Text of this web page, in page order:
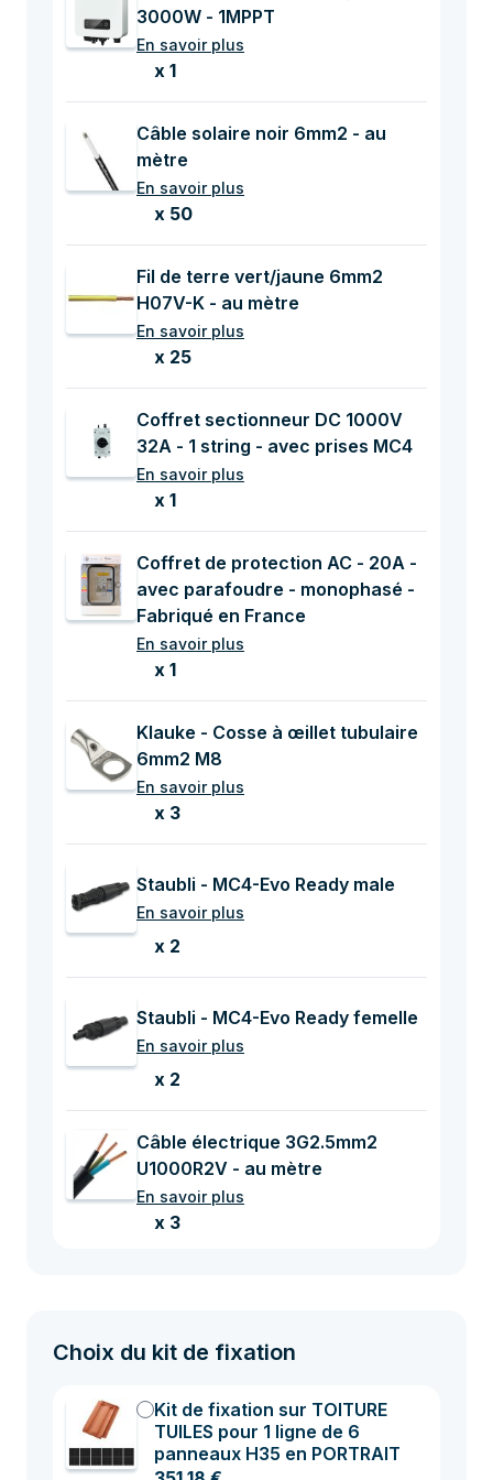
3000W - 1MPPT
En savoir plus
x 1
Câble solaire noir 6mm2 - au
mètre
En savoir plus
x 50
Fil de terre vert/jaune 6mm2
H07V-K - au mètre
En savoir plus
x 25
Coffret sectionneur DC 1000V
32A - 1 string - avec prises MC4
En savoir plus
x 1
Coffret de protection AC - 20A -
avec parafoudre - monophasé -
Fabriqué en France
En savoir plus
x 1
Klauke - Cosse à œillet tubulaire
6mm2 M8
En savoir plus
x 3
Staubli - MC4-Evo Ready male
En savoir plus
x 2
Staubli - MC4-Evo Ready femelle
En savoir plus
x 2
Câble électrique 3G2.5mm2
U1000R2V - au mètre
En savoir plus
x 3
Choix du kit de fixation
Kit de fixation sur TOITURE
TUILES pour 1 ligne de 6
panneaux H35 en PORTRAIT